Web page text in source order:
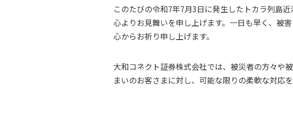
このたびの令和7年7月3日に発生したトカラ列島
心よりお見舞いを申し上げます。一日も早く、被
心からお祈り申し上げます。
大和コネクト証券株式会社では、被災者の方々や
まいのお客さまに対し、可能な限りの柔軟な対応